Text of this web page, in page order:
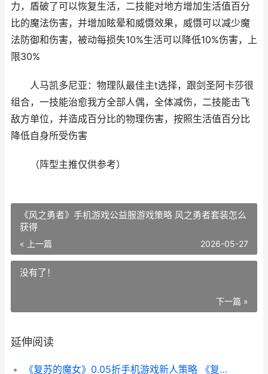
力，盾破了可以恢复生活，二技能对地方增加生活值百分
比的魔法伤害，并增加眩晕和威慑效果，威慑可以减少魔
法防御和伤害，被动每损失10%生活可以降低10%伤害，上
限30%
人马凯多尼亚：物理队最佳主t选择，跟剑圣阿卡莎很
组合，一技能治愈我方全部人偶，全体减伤，二技能击飞
敌方单位，并造成百分比的物理伤害，按照生活值百分比
降低自身所受伤害
（阵型主推仅供参考）
《风之勇者》手机游戏公益服游戏策略 风之勇者套装怎么
获得
« 上一篇 2026-05-27
没有了！
下一篇 »
延伸阅读
《复苏的魔女》0.05折手机游戏新人策略 《复苏的魔女》免费阅读